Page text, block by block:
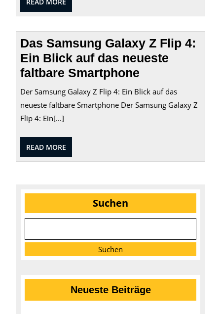
MORE
Das Samsung Galaxy Z Flip 4:
Ein Blick auf das neueste
faltbare Smartphone
Der Samsung Galaxy Z Flip 4: Ein Blick auf das
neueste faltbare Smartphone Der Samsung Galaxy Z
Flip 4: Ein[...]
READ MORE
MORE
Suchen
Suchen
Neueste Beiträge